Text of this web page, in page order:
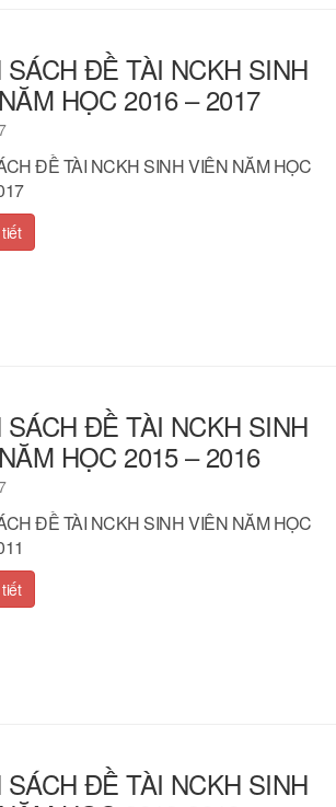
SÁCH ĐỀ TÀI NCKH SINH
HỌC 2016 – 2017
ĐỀ TÀI NCKH SINH VIÊN NĂM HỌC
SÁCH ĐỀ TÀI NCKH SINH
HỌC 2015 – 2016
ĐỀ TÀI NCKH SINH VIÊN NĂM HỌC
SÁCH ĐỀ TÀI NCKH SINH